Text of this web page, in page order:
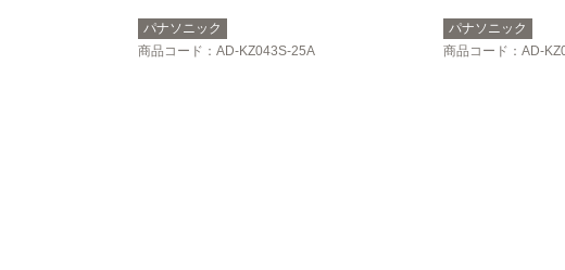
パナソニック
商品コード ：AD-KZ043S-25A
パナソニック
商品コード ：AD-